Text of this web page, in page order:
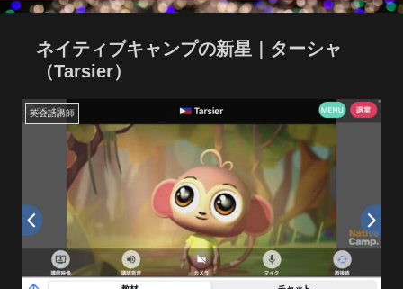
ネイティブキャンプの新星｜ターシャ
（Tarsier）
英会話講師